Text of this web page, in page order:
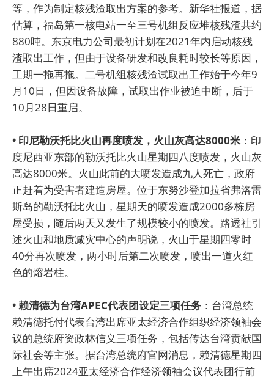
等，作为制定核残渣取出方案的参考。新华社报道，据
估算，福岛第一核电站一至三号机组反应堆核残渣共约
880吨。东京电力公司最初计划在2021年内启动核残
渣取出工作，但由于设备研发和改良耗时较长等原因，
工期一拖再拖。二号机组核残渣试取出工作始于今年9
月10日，但因设备故障，试取出作业被迫中断，后于
10月28日重启。
• 印尼勒沃托比火山再度喷发，火山灰高达8000米 ：印
度尼西亚东部的勒沃托比火山星期四八度喷发，火山灰
高达8000米。火山此前的大喷发造成九人死亡，政府
正赶着为受害者建造房屋。位于东努沙登加拉省弗洛雷
斯岛的勒沃托比火山，星期天的喷发造成2000多栋房
屋受损，随后两天又发生了规模较小的喷发。路透社引
述火山和地质减灾中心的声明说，火山于星期四零时
40分再次喷发，两小时后第二次喷发，喷出一道火红
色的熔岩柱。
• 赖清德为台湾APEC代表团设定三项任务 ：台湾总统
赖清德托付代表台湾出席亚太经济合作组织经济领袖会
议的总统府资政林信义三项任务，包括传达台湾贡献国
际社会等主张。据台湾总统府官网消息，赖清德星期四
上午出席2024亚太经济合作经济领袖会议代表团行前